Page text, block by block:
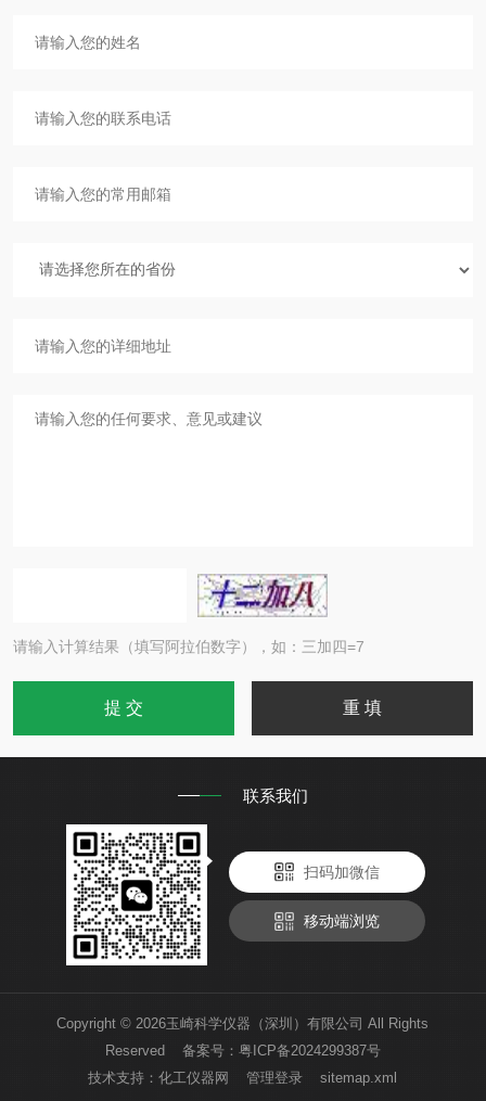
请输入计算结果（填写阿拉伯数字），如：三加四=7
联系我们
扫码加微信
移动端浏览
Copyright © 2026玉崎科学仪器（深圳）有限公司 All Rights
Reserved 备案号： 粤ICP备2024299387号
技术支持：化工仪器网 管理登录 sitemap.xml